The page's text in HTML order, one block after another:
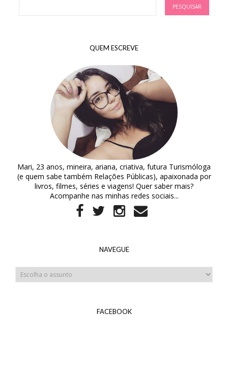
QUEM ESCREVE
Mari, 23 anos, mineira, ariana, criativa, futura Turismóloga
(e quem sabe também Relações Públicas), apaixonada por
livros, filmes, séries e viagens! Quer saber mais?
Acompanhe nas minhas redes sociais...
NAVEGUE
FACEBOOK